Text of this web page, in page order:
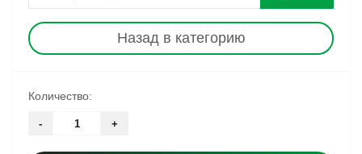
Назад в категорию
Количество:
- +